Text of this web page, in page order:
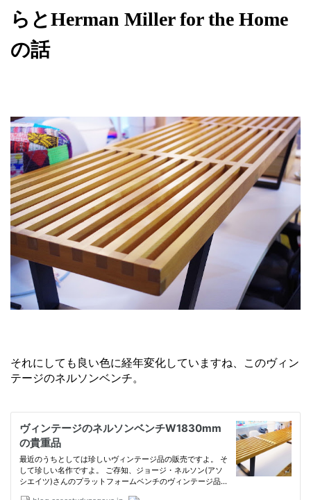
らとHerman Miller for the Home
の話
それにしても良い色に経年変化していますね、このヴィン
テージのネルソンベンチ。